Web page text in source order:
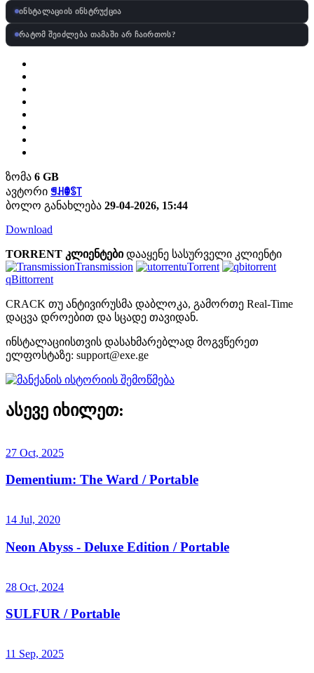
ინსტალაციის ინსტრუქცია
რატომ შეიძლება თამაში არ ჩაირთოს?
ზომა 6 GB
ავტორი ꁅꃅꂦꌗ꓄
ბოლო განახლება 29-04-2026, 15:44
Download
TORRENT კლიენტები დააყენე სასურველი კლიენტი
Transmission
uTorrent
qBittorrent
CRACK თუ ანტივირუსმა დაბლოკა, გამორთე Real-Time
დაცვა დროებით და სცადე თავიდან.
ინსტალაციისთვის დასახმარებლად მოგვწერეთ
ელფოსტაზე: support@exe.ge
ასევე იხილეთ:
27 Oct, 2025
Dementium: The Ward / Portable
14 Jul, 2020
Neon Abyss - Deluxe Edition / Portable
28 Oct, 2024
SULFUR / Portable
11 Sep, 2025